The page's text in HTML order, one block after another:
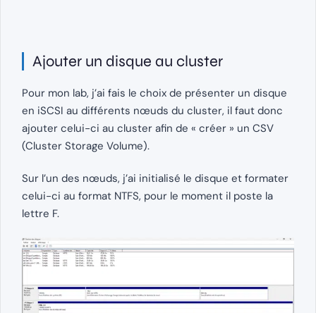
Ajouter un disque au cluster
Pour mon lab, j’ai fais le choix de présenter un disque
en iSCSI au différents nœuds du cluster, il faut donc
ajouter celui-ci au cluster afin de « créer » un CSV
(Cluster Storage Volume).
Sur l’un des nœuds, j’ai initialisé le disque et formater
celui-ci au format NTFS, pour le moment il poste la
lettre F.